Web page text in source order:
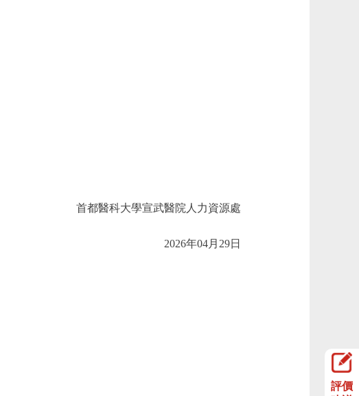
首都醫科大學宣武醫院人力資源處
2026年04月29日
評價